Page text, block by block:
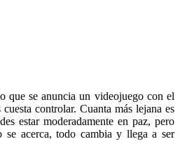
que se anuncia un videojuego con el
controlar. Cuanta más lejana es
estar moderadamente en paz, pero
se acerca, todo cambia y llega a ser